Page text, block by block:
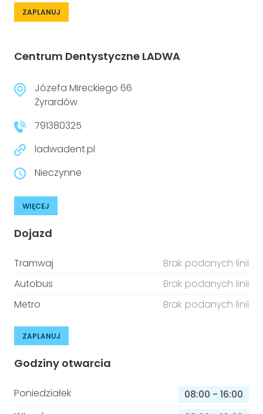
ZAPLANUJ
Centrum Dentystyczne LADWA
Józefa Mireckiego 66
Żyrardów
791380325
ladwadent.pl
Nieczynne
WIĘCEJ
Dojazd
Tramwaj
Brak podanych linii
Autobus
Brak podanych linii
Metro
Brak podanych linii
ZAPLANUJ
Godziny otwarcia
Poniedziałek 08:00 - 16:00